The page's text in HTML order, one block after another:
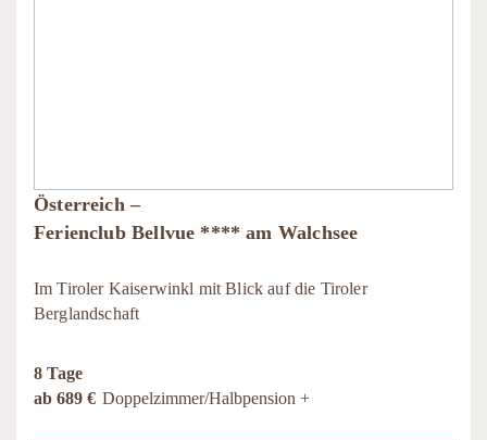
Österreich –
Ferienclub Bellvue **** am Walchsee
Im Tiroler Kaiserwinkl mit Blick auf die Tiroler
Berglandschaft
8 Tage
ab 689 € Doppelzimmer/Halbpension +